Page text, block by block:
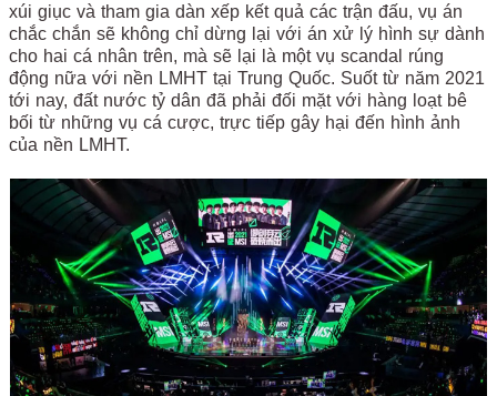
xúi giục và tham gia dàn xếp kết quả các trận đấu, vụ án
chắc chắn sẽ không chỉ dừng lại với án xử lý hình sự dành
cho hai cá nhân trên, mà sẽ lại là một vụ scandal rúng
động nữa với nền LMHT tại Trung Quốc. Suốt từ năm 2021
tới nay, đất nước tỷ dân đã phải đối mặt với hàng loạt bê
bối từ những vụ cá cược, trực tiếp gây hại đến hình ảnh
của nền LMHT.